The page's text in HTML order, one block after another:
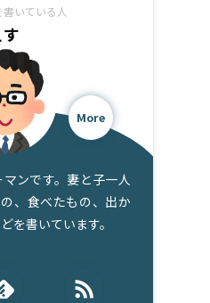
書いている人
More
ンです。妻と子一人
、食べたもの、出か
を書いています。